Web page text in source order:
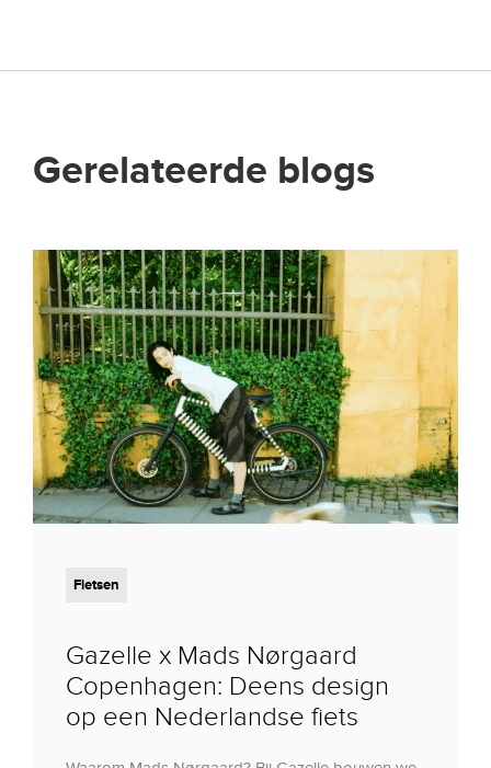
Gerelateerde blogs
Fietsen
Gazelle x Mads Nørgaard
Copenhagen: Deens design
op een Nederlandse fiets